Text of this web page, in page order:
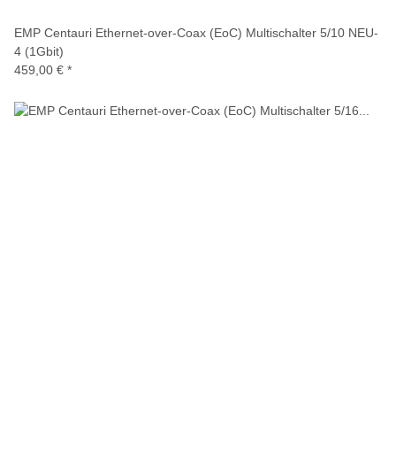
EMP Centauri Ethernet-over-Coax (EoC) Multischalter 5/10 NEU-
4 (1Gbit)
459,00 € *